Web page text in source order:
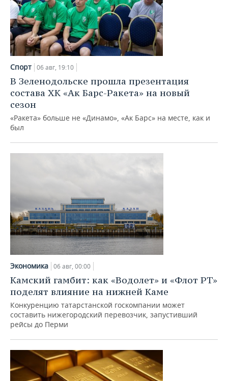
Спорт 06 авг, 19:10
В Зеленодольске прошла презентация
состава ХК «Ак Барс-Ракета» на новый
сезон
«Ракета» больше не «Динамо», «Ак Барс» на месте, как и
был
Экономика 06 авг, 00:00
Камский гамбит: как «Водолет» и «Флот РТ»
поделят влияние на нижней Каме
Конкуренцию татарстанской госкомпании может
составить нижегородский перевозчик, запустивший
рейсы до Перми